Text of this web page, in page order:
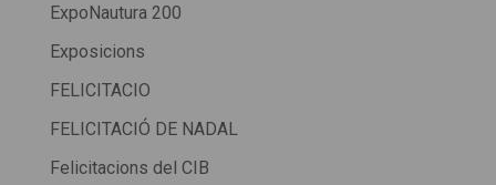
ExpoNautura 200
Exposicions
FELICITACIO
FELICITACIÓ DE NADAL
Felicitacions del CIB